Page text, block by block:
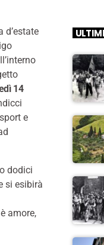
d’estate
14
e
dodici
si esibirà
amore,